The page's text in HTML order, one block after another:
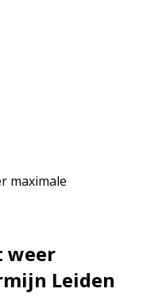
maximale
weer
Leiden